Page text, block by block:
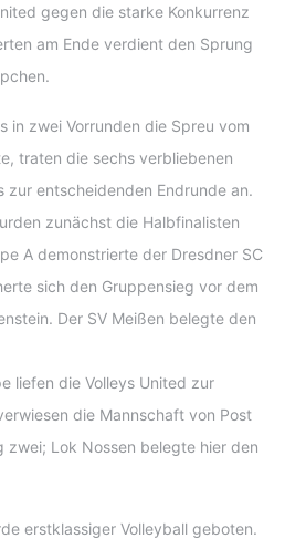
gegen die starke Konkurrenz
am Ende verdient den Sprung
in zwei Vorrunden die Spreu vom
traten die sechs verbliebenen
zur entscheidenden Endrunde an.
zunächst die Halbfinalisten
A demonstrierte der Dresdner SC
sich den Gruppensieg vor dem
Der SV Meißen belegte den
liefen die Volleys United zur
die Mannschaft von Post
zwei; Lok Nossen belegte hier den
erstklassiger Volleyball geboten.